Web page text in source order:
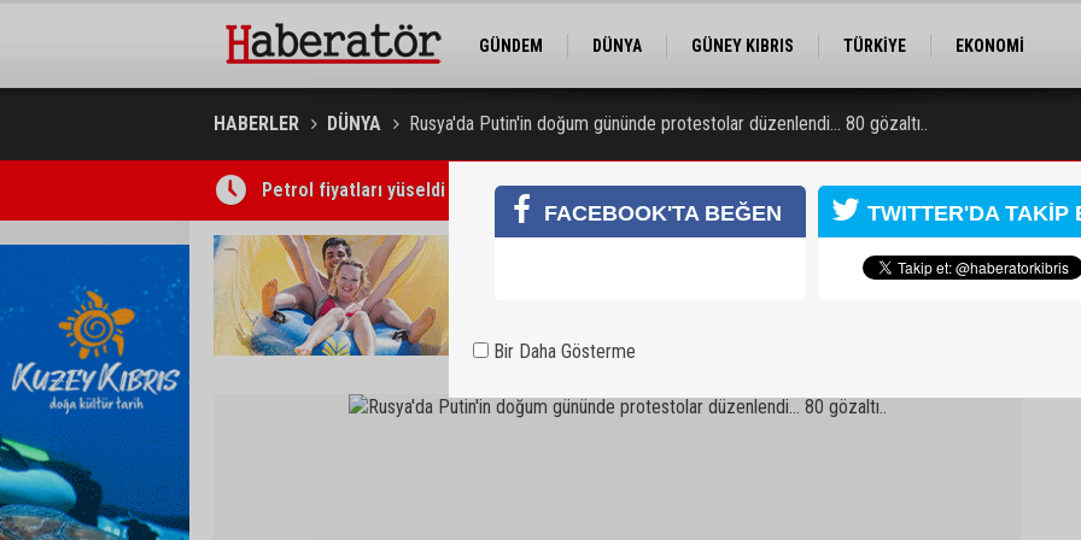
GÜNDEM DÜNYA GÜNEY KIBRIS TÜRKİYE
EKONOMİ
HABERLER DÜNYA Rusya'da Putin'in doğum gününde protestolar düzenlendi... 80 gözaltı..
Petrol fiyatları yüseldi
Concorde Aria Hotel kapılarını açtıFACEBOOK'TA BEĞEN TWITTER'DA TAKİP
Bir Daha Gösterme